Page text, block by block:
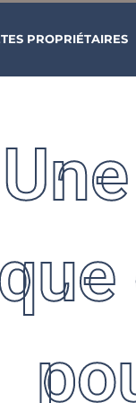
PROPRIÉTAIRES